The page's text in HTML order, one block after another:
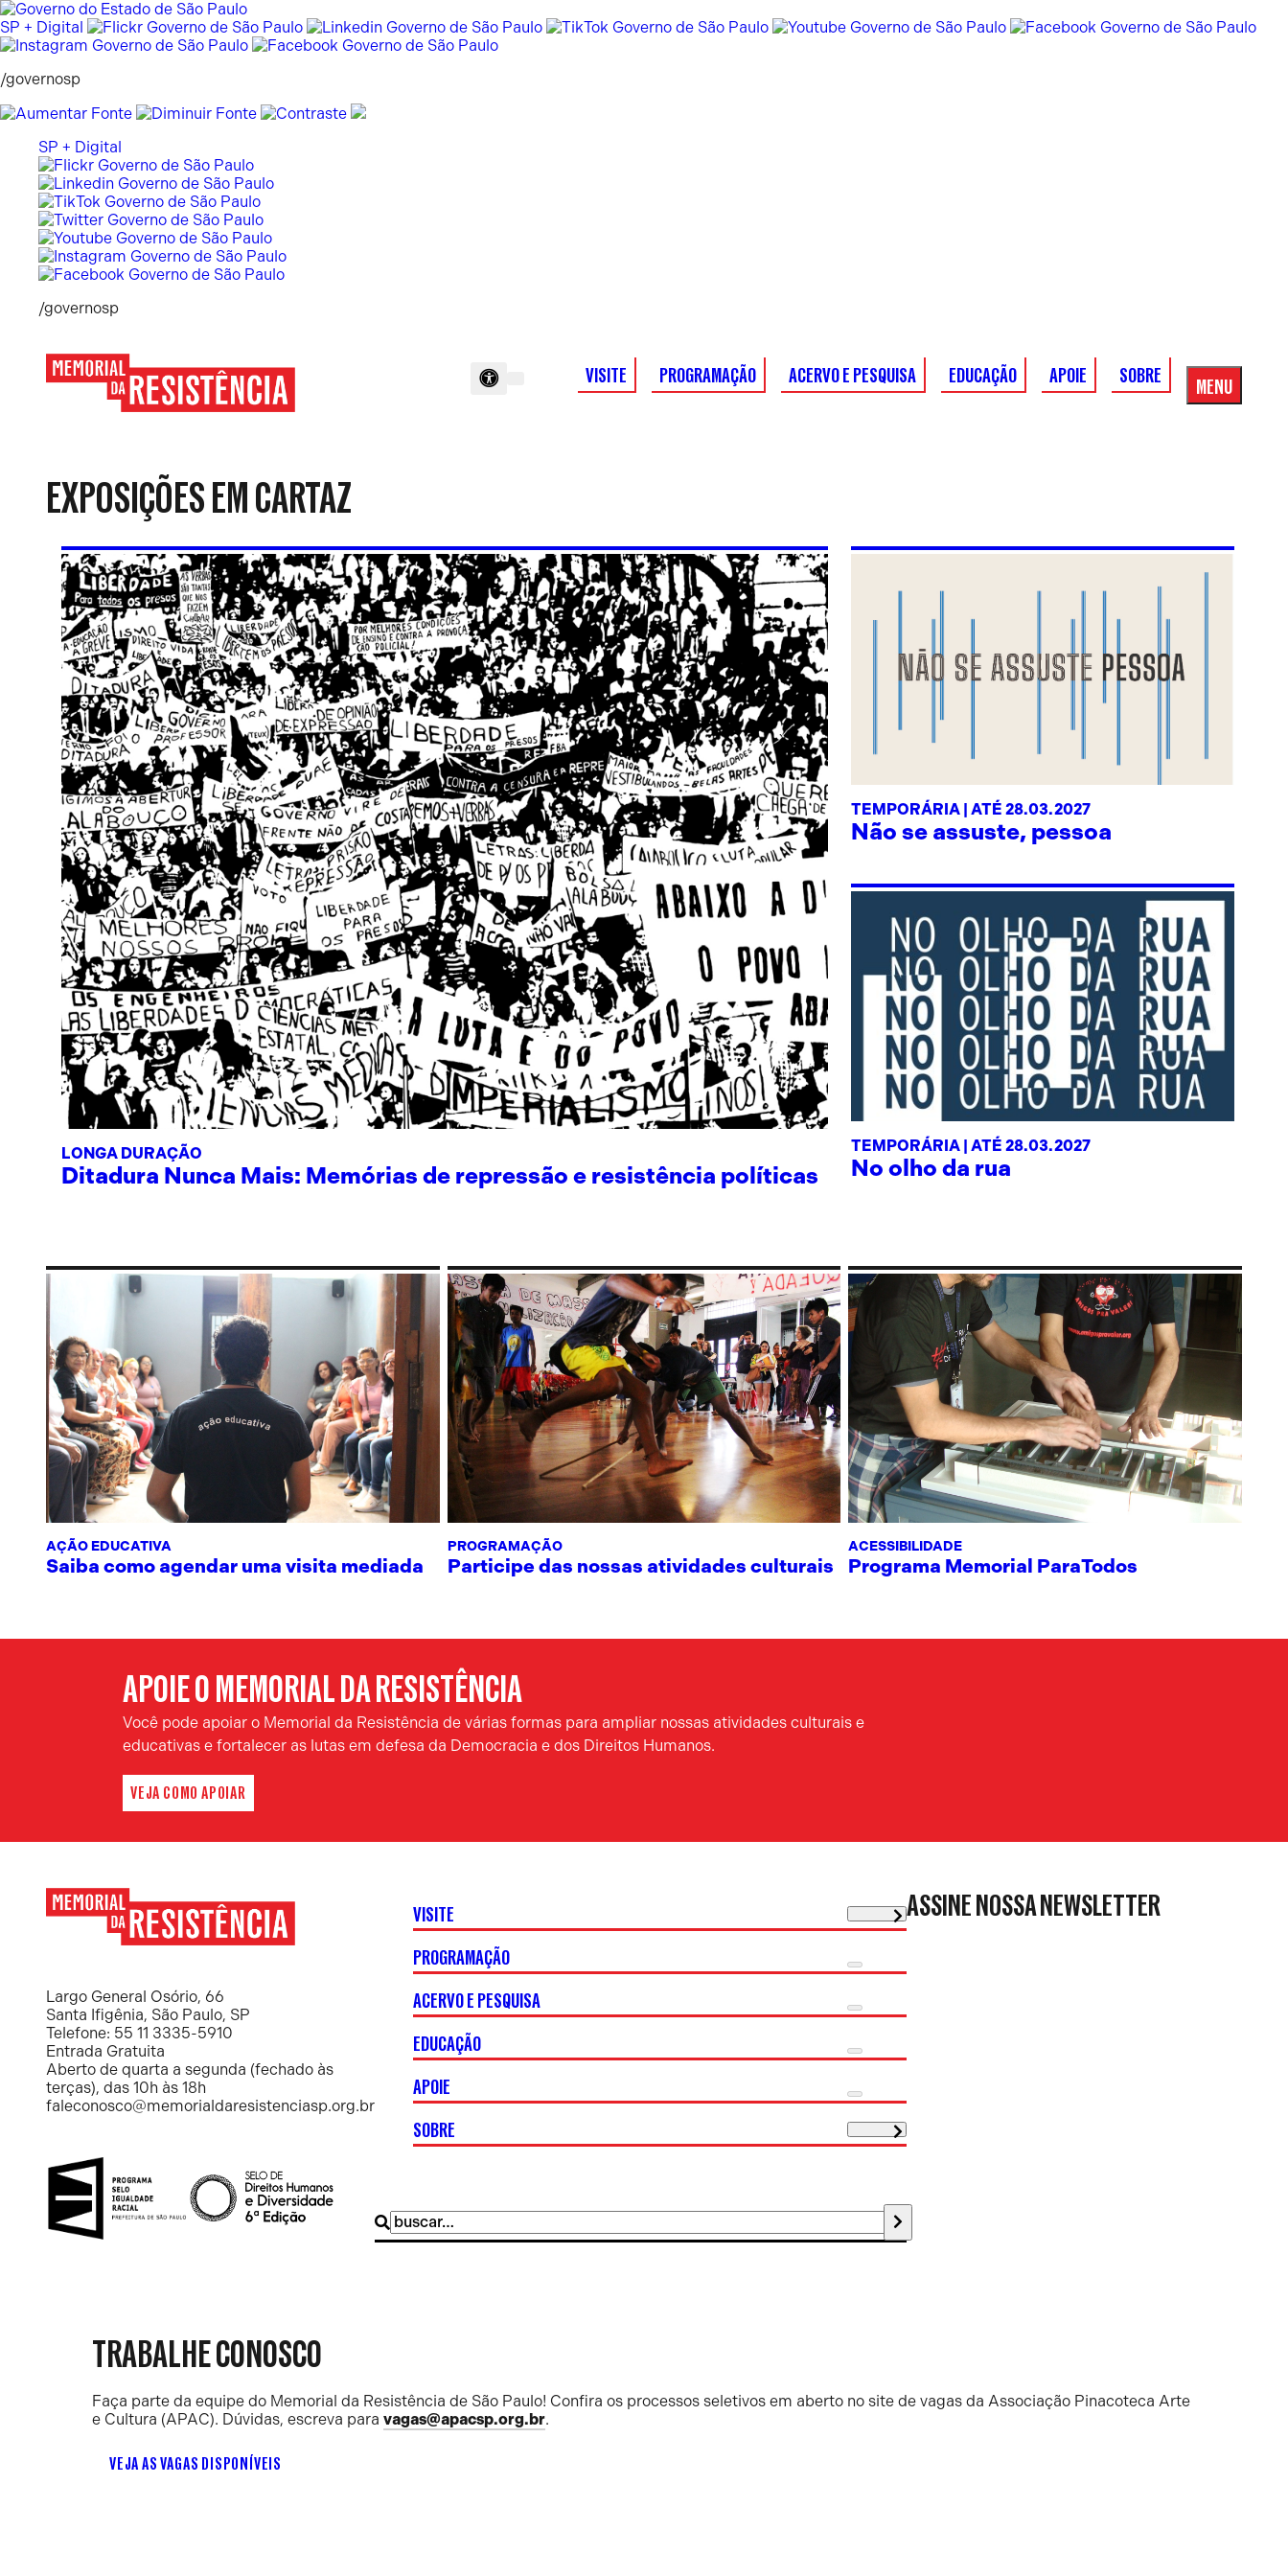
Pular
para
o
SP + Digital
/governosp
SP + Digital
/governosp
VISITE PROGRAMAÇÃO ACERVO E PESQUISA EDUCAÇÃO APOIE SOBRE MENU
Menu
EXPOSIÇÕES EM CARTAZ
LONGA DURAÇÃO
Ditadura Nunca Mais: Memórias de repressão e resistência políticas
TEMPORÁRIA | ATÉ 28.03.2027
Não se assuste, pessoa
TEMPORÁRIA | ATÉ 28.03.2027
No olho da rua
AÇÃO EDUCATIVA
Saiba como agendar uma visita mediada
PROGRAMAÇÃO
Participe das nossas atividades culturais
ACESSIBILIDADE
Programa Memorial ParaTodos
APOIE O MEMORIAL DA RESISTÊNCIA
Você pode apoiar o Memorial da Resistência de várias formas para ampliar nossas atividades culturais e
educativas e fortalecer as lutas em defesa da Democracia e dos Direitos Humanos.
VEJA COMO APOIAR
Resistência
Largo General Osório, 66
Santa Ifigênia, São Paulo, SP
Telefone: 55 11 3335-5910
Entrada Gratuita
Aberto de quarta a segunda (fechado às
terças), das 10h às 18h
faleconosco@memorialdaresistenciasp.org.br
Buscar
por:
VISITE
PROGRAMAÇÃO
ACERVO E PESQUISA
EDUCAÇÃO
APOIE
SOBRE
ASSINE NOSSA NEWSLETTER
TRABALHE CONOSCO
Faça parte da equipe do Memorial da Resistência de São Paulo! Confira os processos seletivos em aberto no site de vagas da Associação Pinacoteca Arte
e Cultura (APAC). Dúvidas, escreva para vagas@apacsp.org.br.
VEJA AS VAGAS DISPONÍVEIS